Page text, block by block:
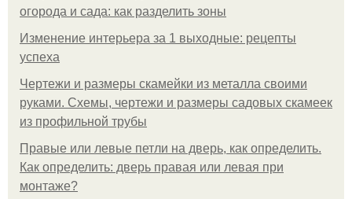
огорода и сада: как разделить зоны
Изменение интерьера за 1 выходные: рецепты
успеха
Чертежи и размеры скамейки из металла своими
руками. Схемы, чертежи и размеры садовых скамеек
из профильной трубы
Правые или левые петли на дверь, как определить.
Как определить: дверь правая или левая при
монтаже?